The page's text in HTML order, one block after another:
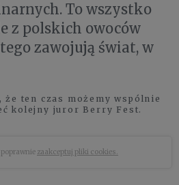
To wszystko
z polskich owoców
zawojują świat, w
ten czas możemy wspólnie
kolejny juror Berry Fest.
zaakceptuj pliki cookies.